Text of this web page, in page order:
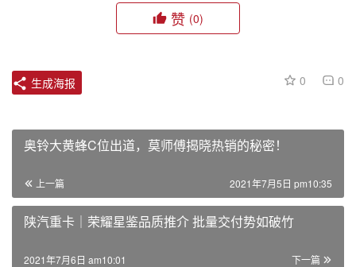
赞 (0)
0 0
生成海报
奥铃大黄蜂C位出道，莫师傅揭晓热销的秘密！
上一篇 2021年7月5日 pm10:35
陕汽重卡｜荣耀星鉴品质推介 批量交付势如破竹
下一篇
2021年7月6日 am10:01